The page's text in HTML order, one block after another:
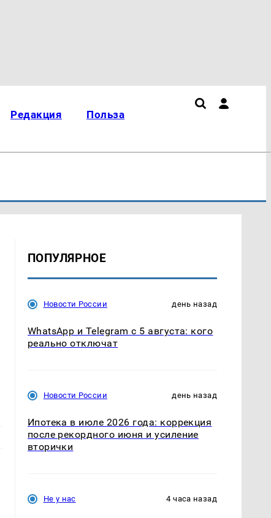
Редакция Польза
ПОПУЛЯРНОЕ
Новости России день назад
WhatsApp и Telegram с 5 августа: кого
реально отключат
Новости России день назад
Ипотека в июле 2026 года: коррекция
после рекордного июня и усиление
вторички
Не у нас 4 часа назад